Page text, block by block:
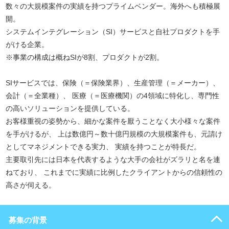
数々の大規模案件の実績を持つプライムベンダー。海外へも積極展
開。
システムインテグレーション（SI）サービスと自社プロダクトを手
がける企業。
※事業の構成は概ねSIが8割、プロダクトが2割。
SIサービスでは、保険（＝保険業界）、生産管理（＝メーカー）、
会計（＝全業種）、 医療（＝医療機関）の4領域に特化し、専門性
の高いソリューションを提供している。
お客様重視の姿勢から、細かな案件を厭うことなく大小様々な案件
を手がけるが、 上は数億円～数十億円規模の大規模案件も、元請け
としてマネジメントできる実力、 実績を持つことが特長だ。
主要取引先には日本を代表するような大手の会社がズラリと名を連
ねており、 これまでに実績に比例したクライアントからの信頼性の
高さが伺える。
募集の背景